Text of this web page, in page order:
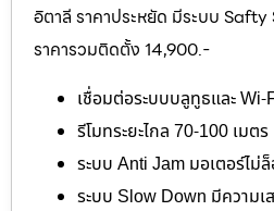
อิตาลี ราคาประหยัด มีระบบ
ราคารวมติดตั้ง 14,900.-
เชื่อมต่อระบบบลูทูธและ Wi-
รีโมทระยะไกล 70-100 เมตร
ระบบ Anti Jam มอเตอร์ไม่
ระบบ Slow Down มีความเ